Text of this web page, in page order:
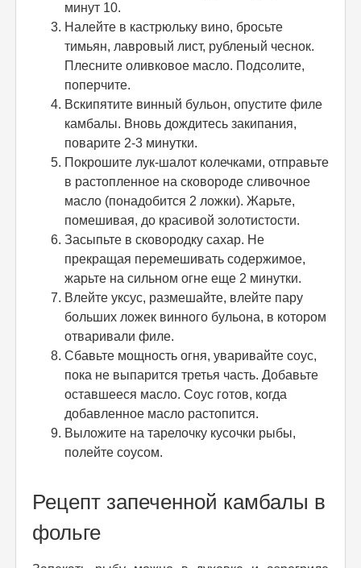
минут 10.
Налейте в кастрюльку вино, бросьте
тимьян, лавровый лист, рубленый чеснок.
Плесните оливковое масло. Подсолите,
поперчите.
Вскипятите винный бульон, опустите филе
камбалы. Вновь дождитесь закипания,
поварите 2-3 минутки.
Покрошите лук-шалот колечками, отправьте
в растопленное на сковороде сливочное
масло (понадобится 2 ложки). Жарьте,
помешивая, до красивой золотистости.
Засыпьте в сковородку сахар. Не
прекращая перемешивать содержимое,
жарьте на сильном огне еще 2 минутки.
Влейте уксус, размешайте, влейте пару
больших ложек винного бульона, в котором
отваривали филе.
Сбавьте мощность огня, уваривайте соус,
пока не выпарится третья часть. Добавьте
оставшееся масло. Соус готов, когда
добавленное масло растопится.
Выложите на тарелочку кусочки рыбы,
полейте соусом.
Рецепт запеченной камбалы в
фольге